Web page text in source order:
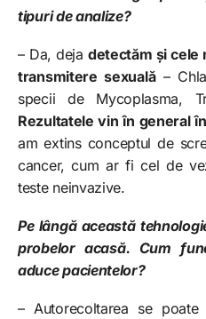
tipuri de analize?
– Da, deja detectăm și cele
transmitere sexuală–
specii de Mycoplasma,
Rezultatele vin în general
am extins conceptul de
cancer, cum ar fi cel de
teste neinvazive.
Pe lângă această
probelor acasă. Cum
aduce pacientelor?
– Autorecoltarea se poate